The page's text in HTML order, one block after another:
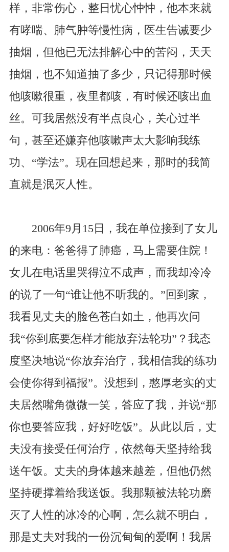
样，非常伤心，整日忧心忡忡，他本来就
有哮喘、肺气肿等慢性病，医生告诫要少
抽烟，但他已无法排解心中的苦闷，天天
抽烟，也不知道抽了多少，只记得那时候
他咳嗽很重，夜里都咳，有时候还咳出血
丝。可我居然没有半点良心，关心过半
句，甚至还嫌弃他咳嗽声太大影响我练
功、“学法”。现在回想起来，那时的我简
直就是泯灭人性。
2006年9月15日，我在单位接到了女儿
的来电：爸爸得了肺癌，马上需要住院！
女儿在电话里哭得泣不成声，而我却冷冷
的说了一句“谁让他不听我的。”回到家，
我看见丈夫的脸色苍白如土，他再次问
我“你到底要怎样才能放弃法轮功”？我态
度坚决地说“你放弃治疗，我相信我的练功
会使你得到福报”。没想到，憨厚老实的丈
夫居然嘴角微微一笑，答应了我，并说“那
你也要答应我，好好吃饭”。从此以后，丈
夫没有接受任何治疗，依然每天坚持给我
送午饭。丈夫的身体越来越差，但他仍然
坚持硬撑着给我送饭。我那颗被法轮功磨
灭了人性的冰冷的心啊，怎么就不明白，
那是丈夫对我的一份沉甸甸的爱啊！我居